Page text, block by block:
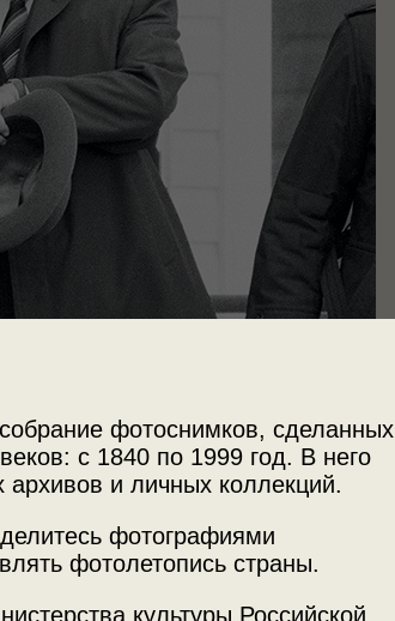
фотоснимков, сделанных
с 1840 по 1999 год. В него
и личных коллекций.
фотографиями
фотолетопись страны.
культуры Российской
Источник